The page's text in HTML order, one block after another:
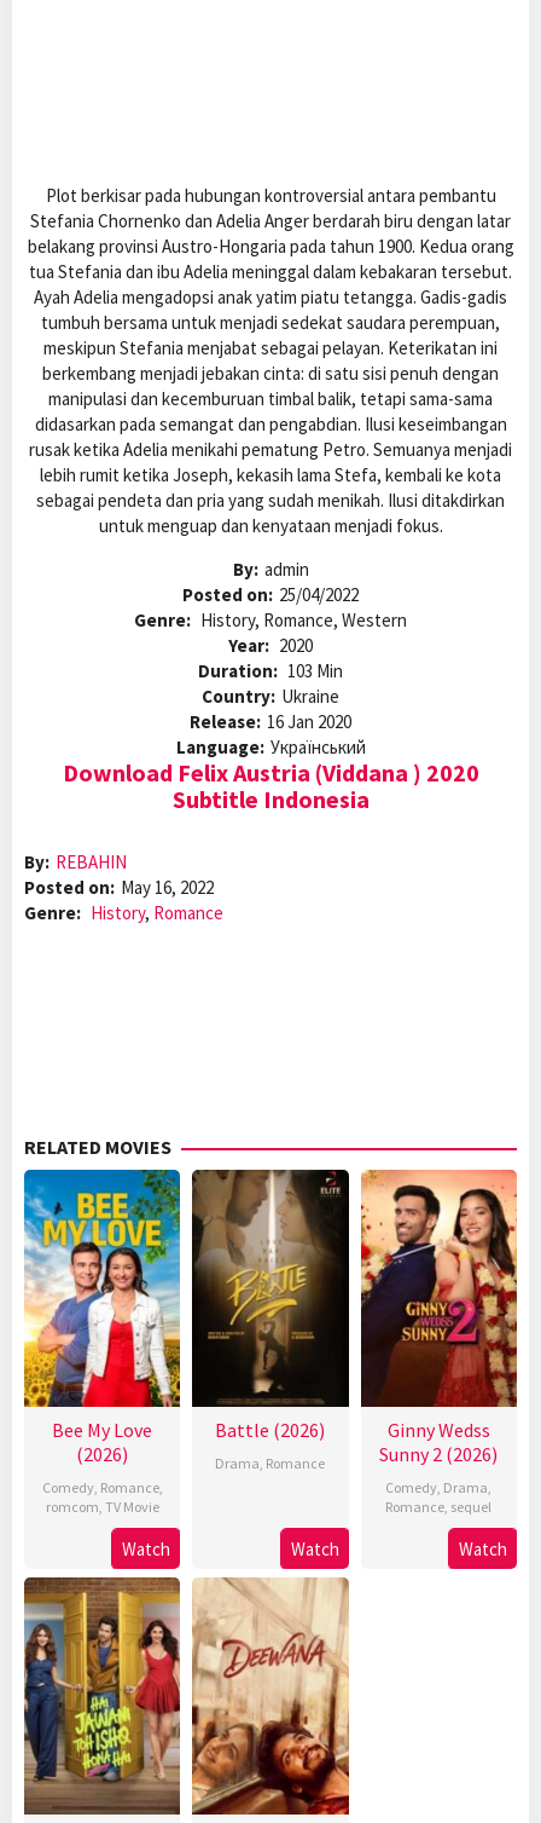
Plot berkisar pada hubungan kontroversial antara pembantu
Stefania Chornenko dan Adelia Anger berdarah biru dengan latar
belakang provinsi Austro-Hongaria pada tahun 1900. Kedua orang
tua Stefania dan ibu Adelia meninggal dalam kebakaran tersebut.
Ayah Adelia mengadopsi anak yatim piatu tetangga. Gadis-gadis
tumbuh bersama untuk menjadi sedekat saudara perempuan,
meskipun Stefania menjabat sebagai pelayan. Keterikatan ini
berkembang menjadi jebakan cinta: di satu sisi penuh dengan
manipulasi dan kecemburuan timbal balik, tetapi sama-sama
didasarkan pada semangat dan pengabdian. Ilusi keseimbangan
rusak ketika Adelia menikahi pematung Petro. Semuanya menjadi
lebih rumit ketika Joseph, kekasih lama Stefa, kembali ke kota
sebagai pendeta dan pria yang sudah menikah. Ilusi ditakdirkan
untuk menguap dan kenyataan menjadi fokus.
By: admin
Posted on: 25/04/2022
Genre: History, Romance, Western
Year: 2020
Duration: 103 Min
Country: Ukraine
Release: 16 Jan 2020
Language: Український
Download Felix Austria (Viddana ) 2020
Subtitle Indonesia
By: REBAHIN
Posted on: May 16, 2022
Genre: History, Romance
RELATED MOVIES
Bee My Love
(2026)
Comedy, Romance,
romcom, TV Movie
Watch
Battle (2026)
Drama, Romance
Watch
Ginny Wedss
Sunny 2 (2026)
Comedy, Drama,
Romance, sequel
Watch